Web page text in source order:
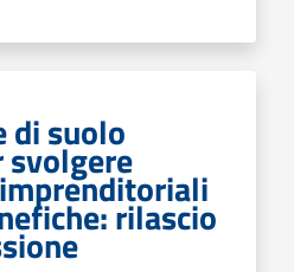
di suolo
svolgere
rilascio